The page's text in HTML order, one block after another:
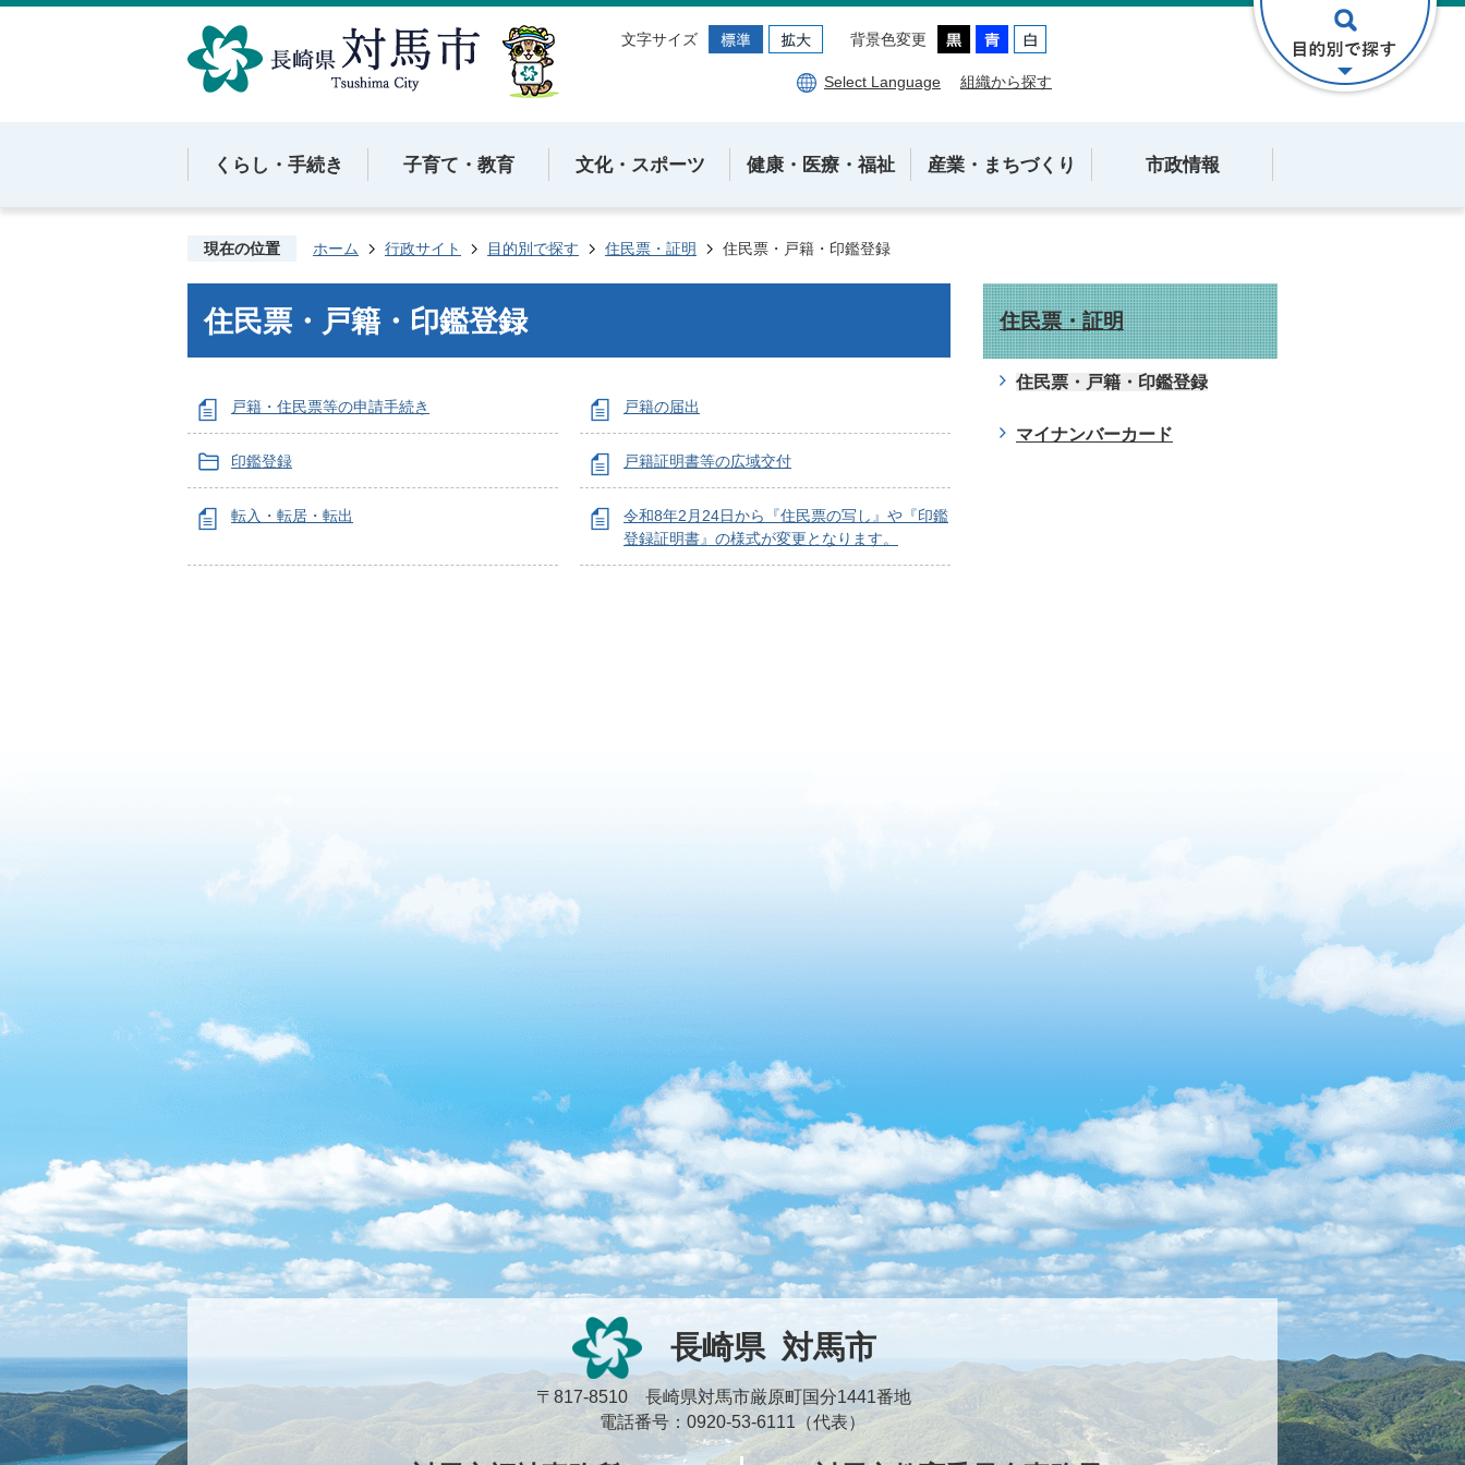
文字サイズ 背景色変更
Select Language 組織から探す
くらし・手続き 子育て・教育 文化・スポーツ 健康・医療・福祉 産業・まちづくり 市政情報
現在の位置 ホーム 行政サイト 目的別で探す 住民票・証明 住民票・戸籍・印鑑登録
住民票・戸籍・印鑑登録
戸籍・住民票等の申請手続き 戸籍の届出
印鑑登録 戸籍証明書等の広域交付
転入・転居・転出
令和8年2月24日から『住民票の写し』や『印鑑
登録証明書』の様式が変更となります。
住民票・証明
住民票・戸籍・印鑑登録
マイナンバーカード
長崎県 対馬市
〒817-8510 長崎県対馬市厳原町国分1441番地
電話番号：0920-53-6111（代表）